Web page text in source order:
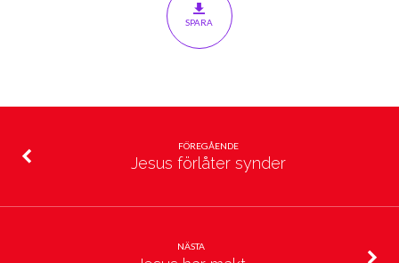
SPARA
FÖREGÅENDE
Jesus förlåter synder
NÄSTA